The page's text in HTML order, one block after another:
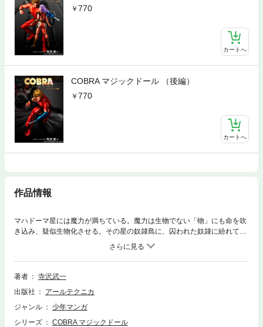
770
カートへ
COBRA マジックドール （後編）
770
カートへ
作品情報
マハドーマ星には魔力が満ちている。魔力は生物でない「物」にも命を吹
き込み、疑似生物化させる。その星の奴隷島に、囚われた奴隷に紛れてコ
ブラが現れた。魔法の源泉を示すという「マーラの巻物」の探索を、シー
クレットに依頼されたのだ。奴隷島はギルドに属する商人マシャドが支配
していたが、その宝物殿には「マーラの巻物」が隠されているという。巻
物を盗み出し、魔法の源泉を求めて旅立つコブラの元に、牢番ジータ、人
著者
寺沢武一
出版社
アールテクニカ
ジャンル
少年マンガ
シリーズ
COBRA マジックドール